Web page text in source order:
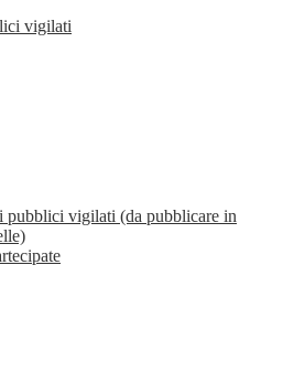
vigilati
pubblici vigilati (da pubblicare in